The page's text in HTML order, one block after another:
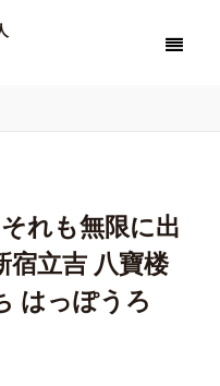
れも無限に出
宿立吉 八寶楼
はっぽうろ